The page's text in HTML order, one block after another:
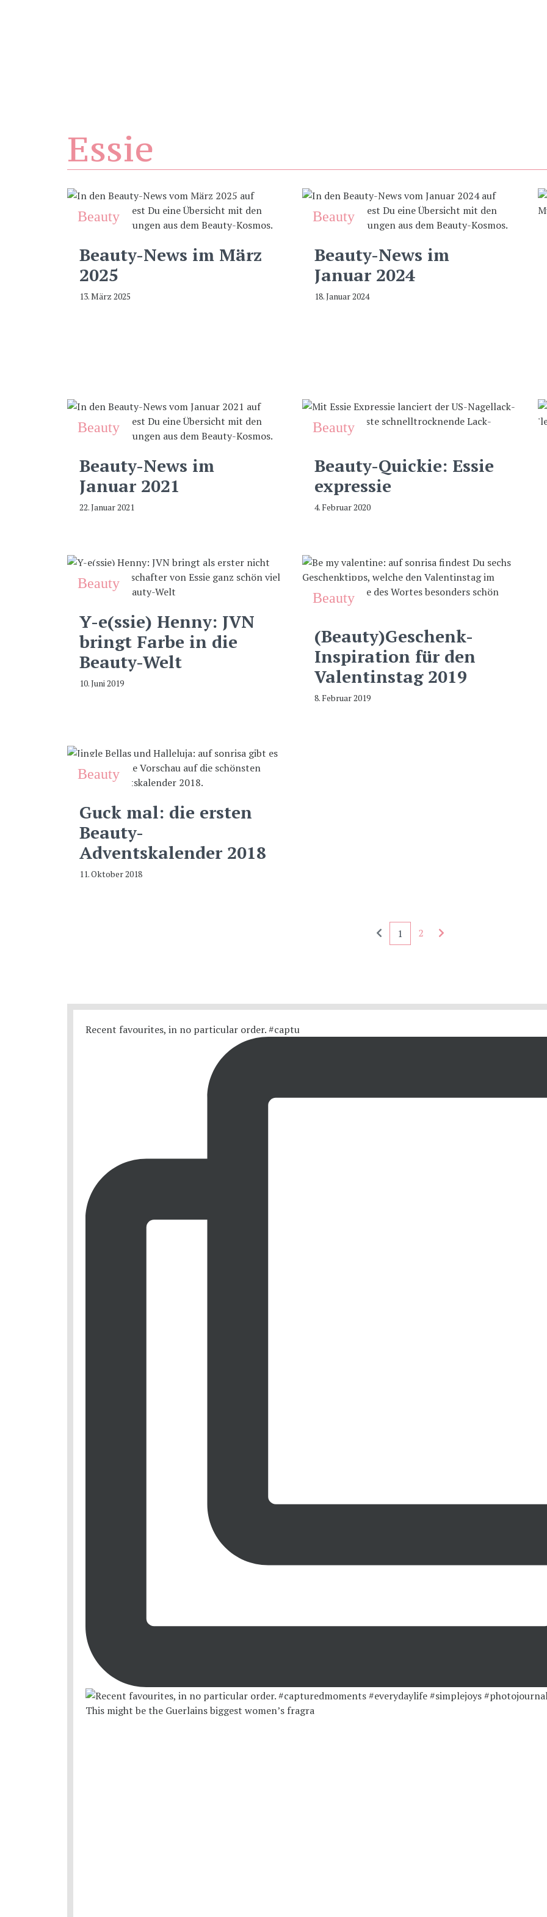
Essie
Beauty
Beauty-News im März
2025
13. März 2025
Beauty
Beauty-News im
Januar 2024
18. Januar 2024
Beauty
Beauty-News im
Januar 2021
22. Januar 2021
Beauty
Beauty-Quickie: Essie
expressie
4. Februar 2020
Beauty
Y-e(ssie) Henny: JVN
bringt Farbe in die
Beauty-Welt
10. Juni 2019
Beauty
(Beauty)Geschenk-
Inspiration für den
Valentinstag 2019
8. Februar 2019
Beauty
Guck mal: die ersten
Beauty-
Adventskalender 2018
11. Oktober 2018
Seitennummerierung - rückwärts
1 2
Recent favourites, in no particular order. #captu
This might be the Guerlains biggest women’s fragra